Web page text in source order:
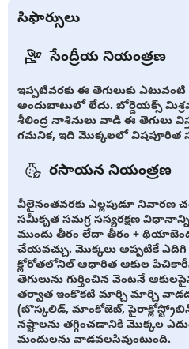
సిఫార్సులు
సేంద్రీయ నియంత్రణ
ఇప్పటివరకు ఈ తెగులుకు
అందుబాటులో లేదు. బోర్డెయక్స్
శీలింద్ర నాశినులు వాడి ఈ తెగులు
గమనిక, ఇది మొక్కలలో విషపూరిత
రసాయన నియంత్రణ
వీలైనంతవరకు ఎల్లపుడూ
సమీకృత సమగ్ర సస్యరక్షణ
ముందు తీరం లేదా తీరం +
చేయవచ్చు. మొక్కలు అప్పటికే
క్లోరోతలోనిల్ ఆధారిత ఆకుల
తెగులును గుర్తించిన వెంటనే
తర్వాత ఇంకొకటి మార్చి మార్చి
(బొస్కలిడ్, మాంకోజెబ్, పైరాక్లోస్ట్రోబిన్
నష్టాలను తగ్గించడానికి మొక్కల
మందులను వాడవలసివుంటుంది.